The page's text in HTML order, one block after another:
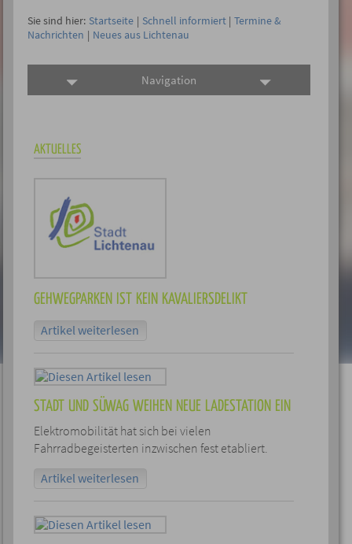
Sie sind hier: Startseite | Schnell informiert | Termine &
Nachrichten | Neues aus Lichtenau
Navigation
AKTUELLES
GEHWEGPARKEN IST KEIN KAVALIERSDELIKT
Artikel weiterlesen
STADT UND SÜWAG WEIHEN NEUE LADESTATION EIN
Elektromobilität hat sich bei vielen
Fahrradbegeisterten inzwischen fest etabliert.
Artikel weiterlesen